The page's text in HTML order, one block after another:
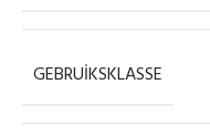
GEBRUIKSKLASSE